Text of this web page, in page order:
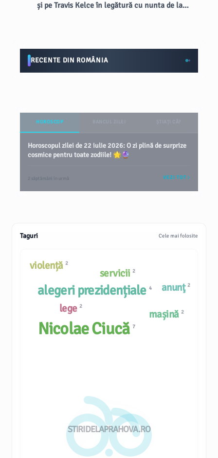
și pe Travis Kelce în legătură cu nunta de la
RECENTE DIN ROMÂNIA
HOROSCOP
Horoscopul zilei de 22 iulie 2026: O zi plină de surprize
cosmice pentru toate zodiile! 🌟🔮
2 săptămâni în urmă VEZI TOT
Taguri Cele mai folosite
STIRIDELAPRAHOVA.RO
mașină 2
alegeri prezidențiale4
servicii 2
lege 2
Nicolae Ciucă7
anunţ 2
violență 2